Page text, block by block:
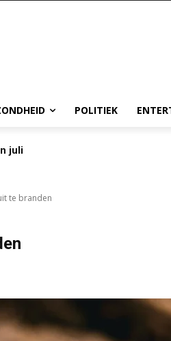
POLITIEK
juli
te branden